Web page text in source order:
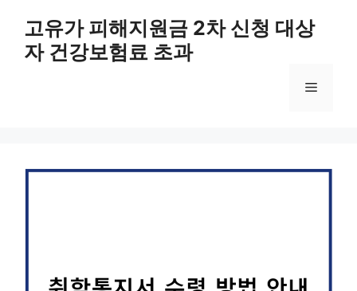
고유가 피해지원금 2차 신청 대상
자 건강보험료 초과
메